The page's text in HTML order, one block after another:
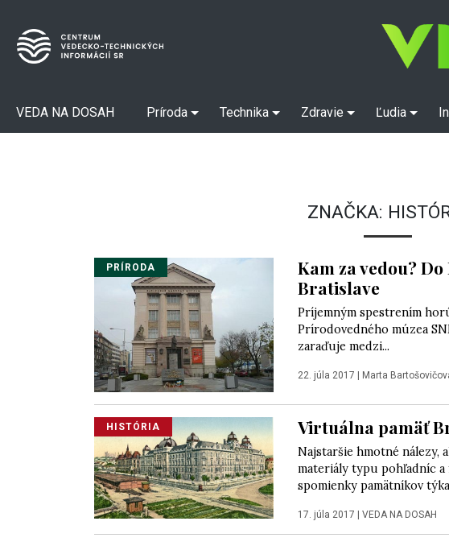
VEDA NA DOSAH Príroda Technika Zdravie Ľudia
ZNAČKA:
PRÍRODA
Kam za vedou?
Bratislave
Príjemným spestrením
Prírodovedného múzea
zaraďuje medzi...
22. júla 2017 Marta
HISTÓRIA Virtuálna pamäť
Najstaršie hmotné nálezy,
materiály typu pohľadníc
spomienky pamätníkov
17. júla 2017 VEDA NA DOSAH